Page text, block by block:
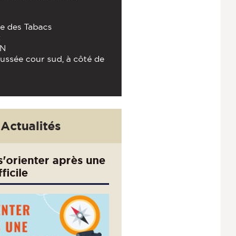
des Tabacs
cour sud, à côté de
Actualités
après une